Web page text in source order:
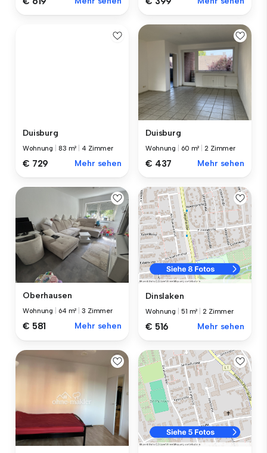
Duisburg
Wohnung 83 m² 4 Zimmer
€ 729 Mehr sehen
Duisburg
Wohnung 60 m² |2 Zimmer
€ 437 Mehr sehen
Oberhausen
Wohnung 64 m² |3 Zimmer
€ 581 Mehr sehen
Dinslaken
Wohnung 51 m² |2 Zimmer
€ 516 Mehr sehen